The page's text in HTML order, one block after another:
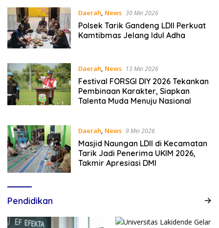
Daerah, News 30 Mei 2026
Polsek Tarik Gandeng LDII Perkuat
Kamtibmas Jelang Idul Adha
Daerah, News 13 Mei 2026
Festival FORSGI DIY 2026 Tekankan
Pembinaan Karakter, Siapkan
Talenta Muda Menuju Nasional
Daerah, News 9 Mei 2026
Masjid Naungan LDII di Kecamatan
Tarik Jadi Penerima UKIM 2026,
Takmir Apresiasi DMI
Pendidikan